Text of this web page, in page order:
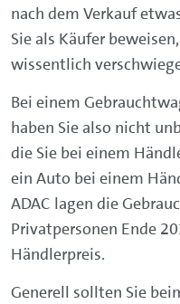
nach dem Verkauf
Sie als Käufer
wissentlich
Bei einem
haben Sie also nicht
die Sie bei einem
ein Auto bei einem
ADAC lagen die
Privatpersonen Ende
Händlerpreis.
Generell sollten Sie